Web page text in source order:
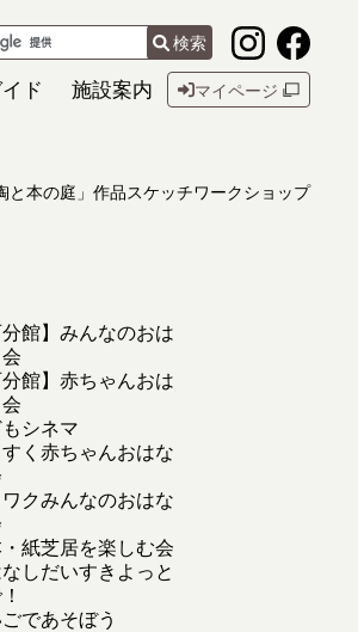
検索
ド 施設案内 マイページ
と本の庭」作品スケッチワークショップ
分館】みんなのおは
分館】赤ちゃんおは
シネマ
く赤ちゃんおはな
クみんなのおはな
紙芝居を楽しむ会
しだいすきよっと
であそぼう